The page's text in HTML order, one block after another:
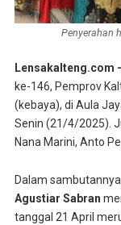
Penyerahan
Lensakalteng.com
ke-146, Pemprov
(kebaya), di Aula
Senin (21/4/2025).
Nana Marini, Anto
Dalam
Agustiar Sabran
tanggal 21 April